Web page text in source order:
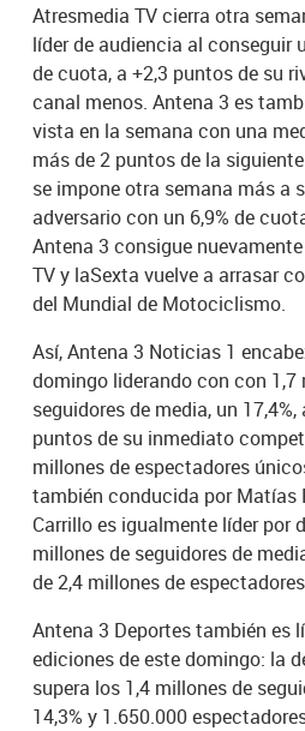
Atresmedia TV cierra otra
líder de audiencia al conseguir
de cuota, a +2,3 puntos de su
canal menos. Antena 3 es
vista en la semana con una
más de 2 puntos de la
se impone otra semana más a
adversario con un 6,9% de
Antena 3 consigue
TV y laSexta vuelve a arrasar
del Mundial de Motociclismo.
Así, Antena 3 Noticias 1
domingo liderando con con 1,7
seguidores de media, un
puntos de su inmediato
millones de espectadores
también conducida por Matías
Carrillo es igualmente líder por
millones de seguidores de
de 2,4 millones de
Antena 3 Deportes también es
ediciones de este domingo: la
supera los 1,4 millones de
14,3% y 1.650.000